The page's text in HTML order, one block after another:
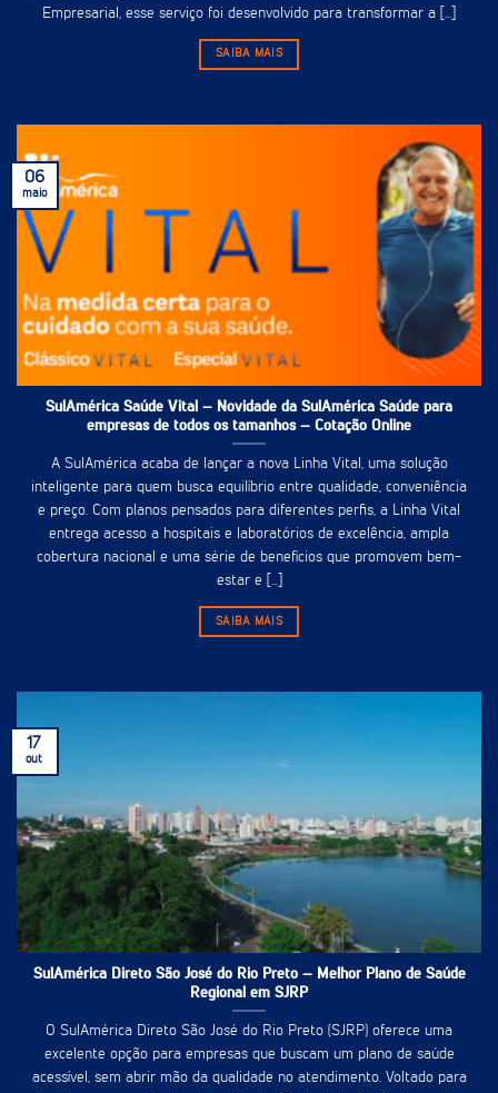
Empresarial, esse serviço foi desenvolvido para transformar a [...]
SAIBA MAIS
SulAmérica Saúde Vital – Novidade da SulAmérica Saúde para
empresas de todos os tamanhos – Cotação Online
A SulAmérica acaba de lançar a nova Linha Vital, uma solução
inteligente para quem busca equilíbrio entre qualidade, conveniência
e preço. Com planos pensados para diferentes perfis, a Linha Vital
entrega acesso a hospitais e laboratórios de excelência, ampla
cobertura nacional e uma série de benefícios que promovem bem-
estar e [...]
SAIBA MAIS
06
maio
SulAmérica Direto São José do Rio Preto – Melhor Plano de Saúde
Regional em SJRP
O SulAmérica Direto São José do Rio Preto (SJRP) oferece uma
excelente opção para empresas que buscam um plano de saúde
acessível, sem abrir mão da qualidade no atendimento. Voltado para
17
out